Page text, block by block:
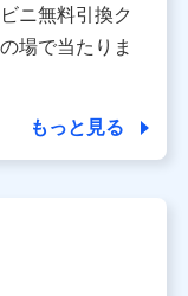
、提供するため
歴、ウェブサイ
のパーソナルデ
・傾向に応じた
務を行うため
する者の名称・住
ニ無料引換ク
場で当たりま
もっと見る